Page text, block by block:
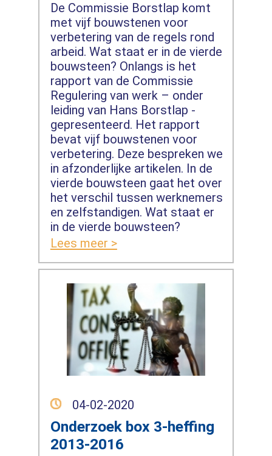
De Commissie Borstlap komt
met vijf bouwstenen voor
verbetering van de regels rond
arbeid. Wat staat er in de vierde
bouwsteen? Onlangs is het
rapport van de Commissie
Regulering van werk – onder
leiding van Hans Borstlap -
gepresenteerd. Het rapport
bevat vijf bouwstenen voor
verbetering. Deze bespreken we
in afzonderlijke artikelen. In de
vierde bouwsteen gaat het over
het verschil tussen werknemers
en zelfstandigen. Wat staat er
in de vierde bouwsteen?
Lees meer >
04-02-2020
Onderzoek box 3-heffing
2013-2016